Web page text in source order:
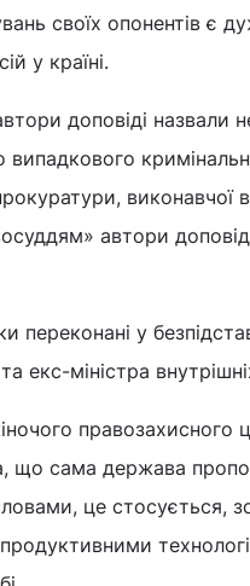
своїх опонентів є
у країні.
доповіді назвали
виконавчої
автори
у
екс-міністра
правозахисного
що сама держава
це стосується,